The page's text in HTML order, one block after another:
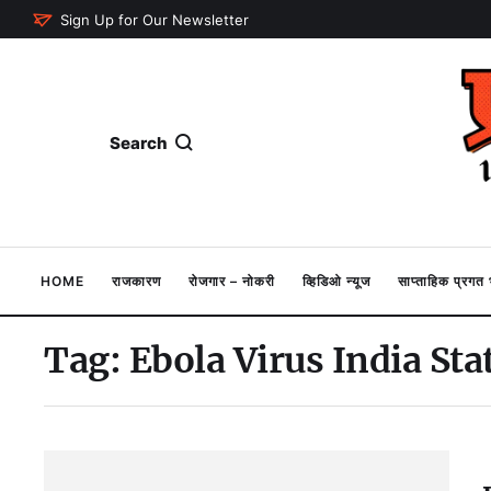
Sign Up for Our Newsletter
Search
HOME राजकारण रोजगार – नोकरी व्हिडिओ न्यूज साप्ताहिक
Tag: Ebola Virus India